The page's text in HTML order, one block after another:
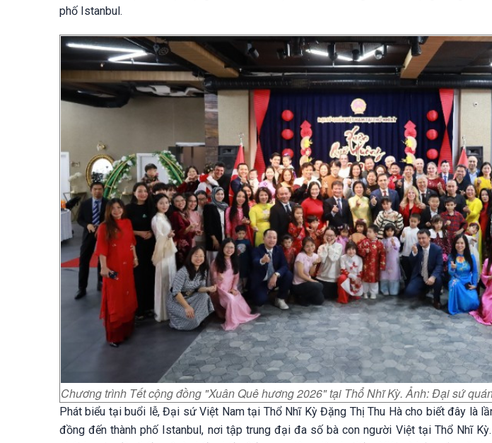
phố Istanbul.
Chương trình Tết cộng đồng "Xuân Quê hương 2026" tại Thổ Nhĩ Kỳ. Ảnh: Đại sứ
Phát biểu tại buổi lễ, Đại sứ Việt Nam tại Thổ Nhĩ Kỳ Đặng Thị Thu Hà cho biết đây là
đồng đến thành phố Istanbul, nơi tập trung đại đa số bà con người Việt tại Thổ Nhĩ